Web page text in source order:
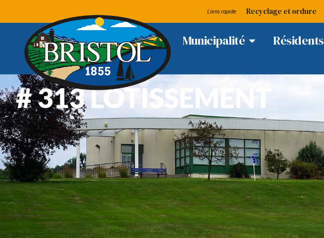
Liens rapide Recyclage et ordure
Municipalité Résidents
# 313 LOTISSEMENT